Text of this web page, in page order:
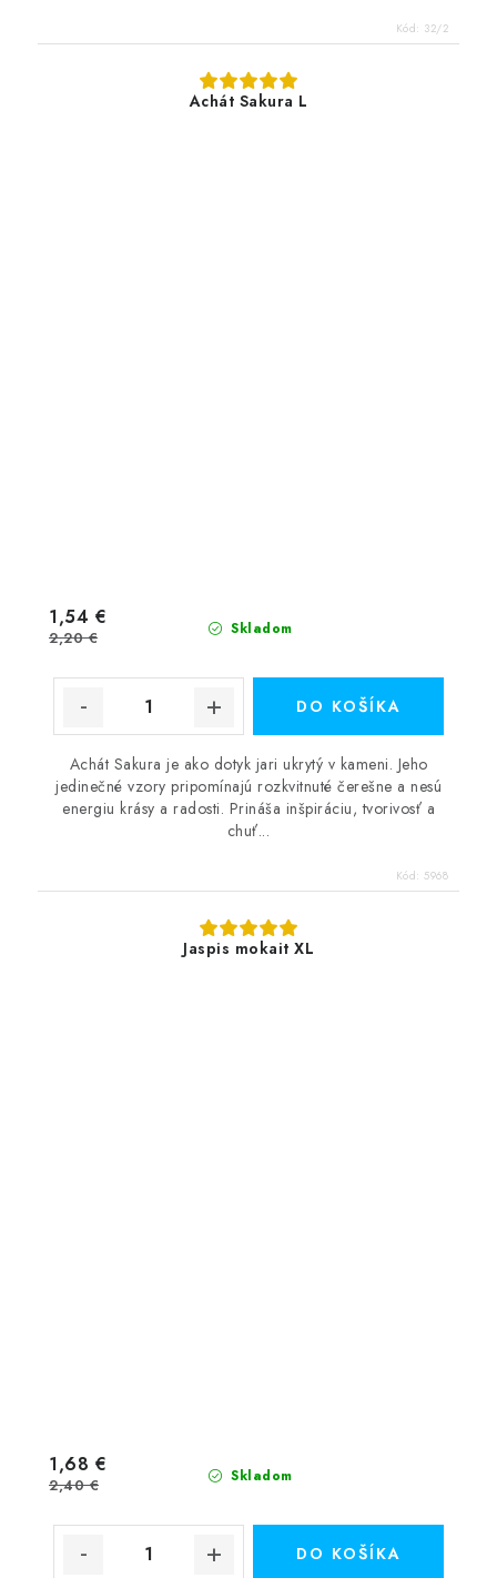
Kód: 32/2
Achát Sakura L
Skladom
1,54 €
2,20 €
DO KOŠÍKA
Achát Sakura je ako dotyk jari ukrytý v kameni. Jeho
jedinečné vzory pripomínajú rozkvitnuté čerešne a nesú
energiu krásy a radosti. Prináša inšpiráciu, tvorivosť a
chuť...
Kód: 5968
Jaspis mokait XL
Skladom
1,68 €
2,40 €
DO KOŠÍKA